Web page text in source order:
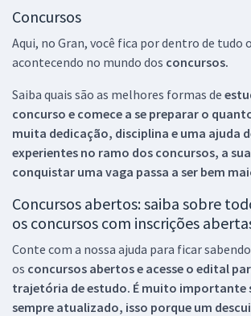
Concursos
Aqui, no Gran, você fica por dentro de tudo
acontecendo no mundo dos concursos.
Saiba quais são as melhores formas de
concurso e comece a se preparar o
muita dedicação, disciplina e uma ajuda
experientes no ramo dos concursos, a
conquistar uma vaga passa a ser bem
Concursos abertos: saiba sobre
os concursos com inscrições
Conte com a nossa ajuda para ficar
os concursos abertos e acesse o edital
trajetória de estudo. É muito importante
sempre atualizado, isso porque um